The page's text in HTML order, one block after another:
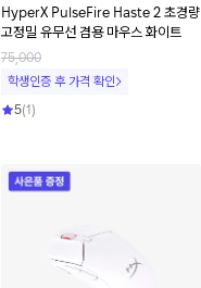
HyperX PulseFire Haste 2 초경량
고정밀 유무선 겸용 마우스 화이트
75,000
학생인증 후 가격 확인
5(1)